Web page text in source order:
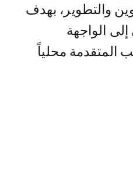
والتطوير، بهدف
الواجهة
المتقدمة محلياً